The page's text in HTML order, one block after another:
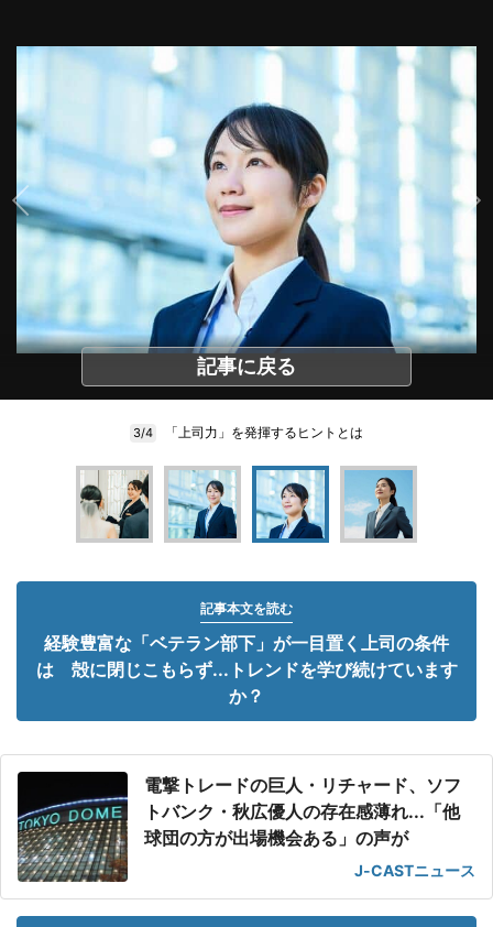
記事に戻る
3/4 「上司力」を発揮するヒントとは
記事本文を読む
経験豊富な「ベテラン部下」が一目置く上司の条件
は 殻に閉じこもらず...トレンドを学び続けています
か？
電撃トレードの巨人・リチャード、ソフ
トバンク・秋広優人の存在感薄れ...「他
球団の方が出場機会ある」の声が
J-CASTニュース